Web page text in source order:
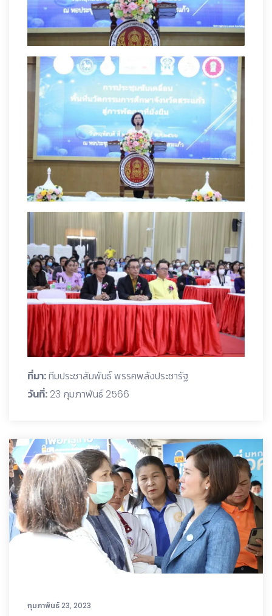
ที่มา:ทีมประชาสัมพันธ์ พรรคพลังประชารัฐ
วันที่: 23 กุมภาพันธ์ 2566
กุมภาพันธ์ 23, 2023